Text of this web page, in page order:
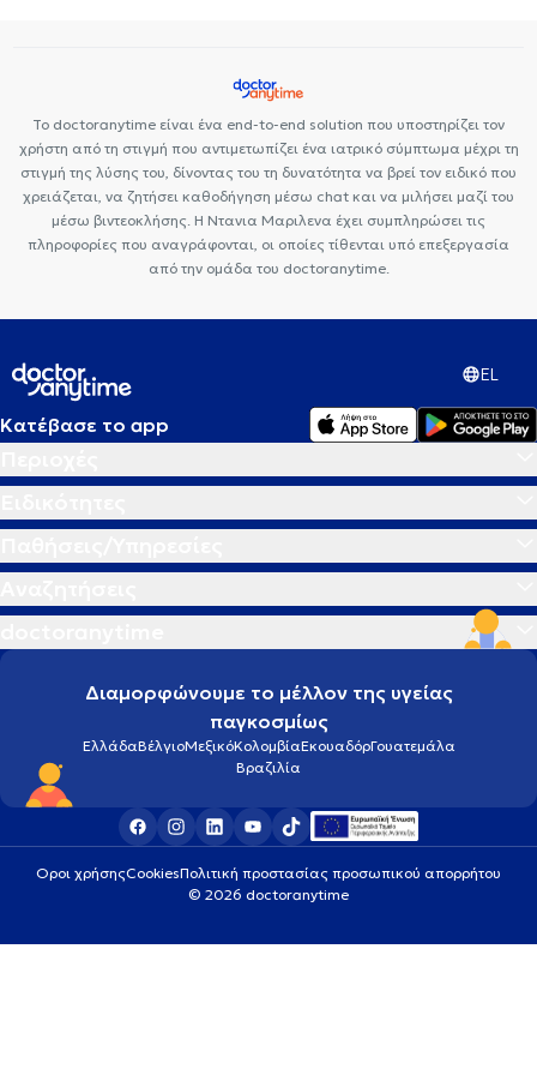
Το doctoranytime είναι ένα end-to-end solution που υποστηρίζει τον
χρήστη από τη στιγμή που αντιμετωπίζει ένα ιατρικό σύμπτωμα μέχρι τη
στιγμή της λύσης του, δίνοντας του τη δυνατότητα να βρεί τον ειδικό που
χρειάζεται, να ζητήσει καθοδήγηση μέσω chat και να μιλήσει μαζί του
μέσω βιντεοκλήσης. Η Ντανια Μαριλενα έχει συμπληρώσει τις
πληροφορίες που αναγράφονται, οι οποίες τίθενται υπό επεξεργασία
από την ομάδα του doctoranytime.
EL
Κατέβασε το app
Διαμορφώνουμε το μέλλον της υγείας
παγκοσμίως
ΕλλάδαΒέλγιοΜεξικόΚολομβίαΕκουαδόρΓουατεμάλα
Βραζιλία
Οροι χρήσηςCookiesΠολιτική προστασίας προσωπικού απορρήτου
© 2026 doctoranytime